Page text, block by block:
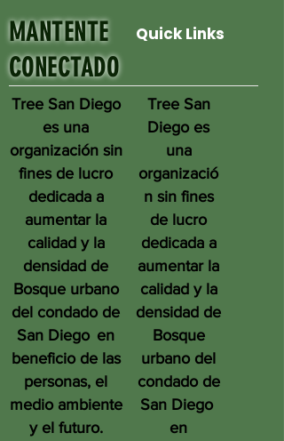
MANTENTE
CONECTADO
Quick Links
Tree San Diego
es una
organización sin
fines de lucro
dedicada a
aumentar la
calidad y la
densidad de
Bosque urbano
del condado de
San Diego en
beneficio de las
personas, el
medio ambiente
y el futuro.
Tree San
Diego es
una
organizació
n sin fines
de lucro
dedicada a
aumentar la
calidad y la
densidad de
Bosque
urbano del
condado de
San Diego
en